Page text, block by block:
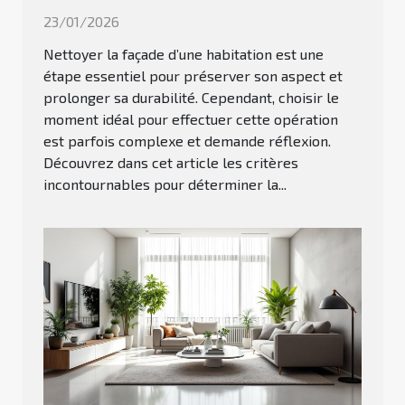
23/01/2026
Nettoyer la façade d’une habitation est une
étape essentiel pour préserver son aspect et
prolonger sa durabilité. Cependant, choisir le
moment idéal pour effectuer cette opération
est parfois complexe et demande réflexion.
Découvrez dans cet article les critères
incontournables pour déterminer la...